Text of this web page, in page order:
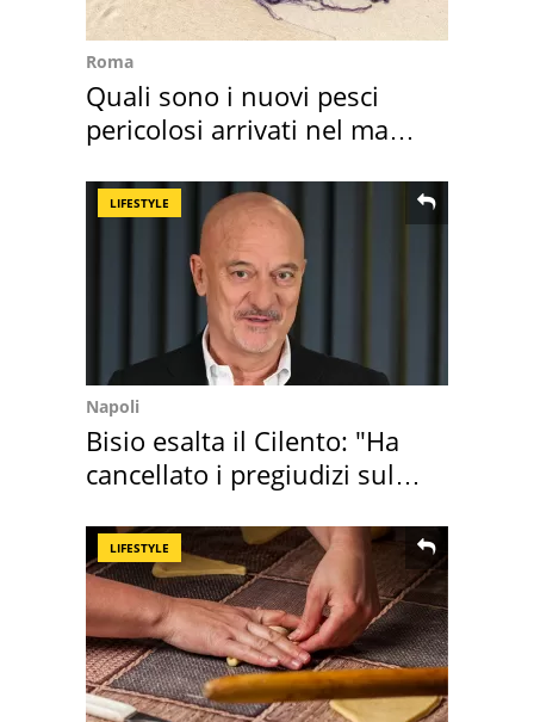
Roma
Quali sono i nuovi pesci
pericolosi arrivati nel mar
LIFESTYLE
Napoli
Bisio esalta il Cilento: "Ha
cancellato i pregiudizi sul
LIFESTYLE